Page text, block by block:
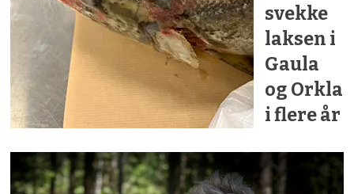
svekke
laksen i
Gaula
og Orkla
i flere år